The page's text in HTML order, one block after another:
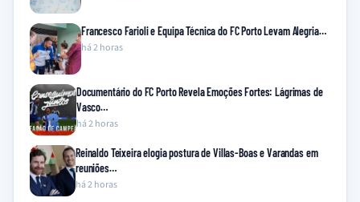
Francesco Farioli e Equipa Técnica do FC Porto Levam Alegria…
há 2 horas
Documentário do FC Porto Revela Emoções Fortes: Lágrimas de
Vasco…
há 2 horas
Reinaldo Teixeira elogia postura de Villas-Boas e Varandas em
reuniões…
há 2 horas